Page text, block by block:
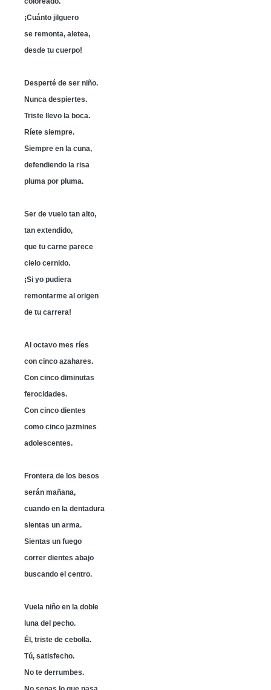
¡Cuánto jilguero
se remonta, aletea,
desde tu cuerpo!
Desperté de ser niño.
Nunca despiertes.
Triste llevo la boca.
Ríete siempre.
Siempre en la cuna,
defendiendo la risa
pluma por pluma.
Ser de vuelo tan alto,
tan extendido,
que tu carne parece
cielo cernido.
¡Si yo pudiera
remontarme al origen
de tu carrera!
Al octavo mes ríes
con cinco azahares.
Con cinco diminutas
ferocidades.
Con cinco dientes
como cinco jazmines
adolescentes.
Frontera de los besos
serán mañana,
cuando en la dentadura
sientas un arma.
Sientas un fuego
correr dientes abajo
buscando el centro.
Vuela niño en la doble
luna del pecho.
Él, triste de cebolla.
Tú, satisfecho.
No te derrumbes.